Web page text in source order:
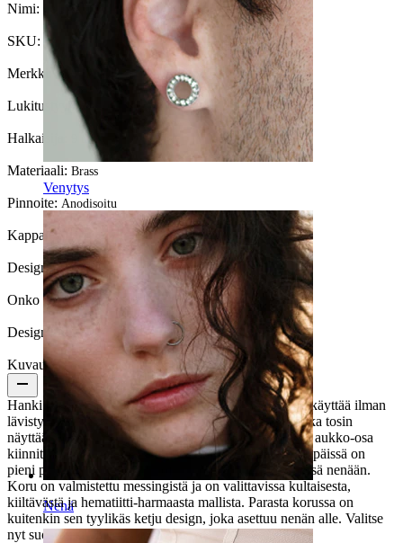
Venytys
Nenä
Nimi: Fake septum koru ketjulla
SKU:Fake-125
Merkki:Bodymod Moments
Lukitustyyppi:
Halkaisija: 9 mm
Materiaali: Brass
Pinnoite: Anodisoitu
Kappalemäärä:
Design:Ketju
Onko koru pinnoitettu?: Kyllä, koko koru
Design Height: 13 mm
Kuvaus
Hanki itsellesi tyylikässeptum koruketjulla, jota voit käyttää ilman
lävistystä. Kyseessä on nimittäin fake lävistyskoru, joka tosin
näyttää todella aidolta. Koru koostuu renkaasta, jonka aukko-osa
kiinnittyy nenän väliseinään jännitteellä. Molemmissa päissä on
pieni pyöreä nuppi, joka suojaa ihoa korun kiinnittyessä nenään.
Koru on valmistettu messingistä ja on valittavissa kultaisesta,
kiiltävästä ja hematiitti-harmaasta mallista. Parasta korussa on
kuitenkin sen tyylikäs ketju design, joka asettuu nenän alle. Valitse
nyt suosikkisi yllä olevasta valikosta.